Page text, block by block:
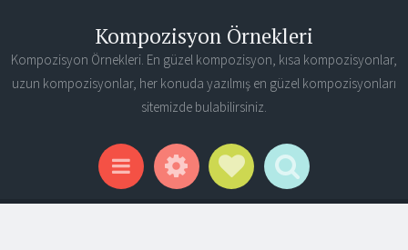
Kompozisyon Örnekleri
Kompozisyon Örnekleri. En güzel kompozisyon, kısa kompozisyonlar,
uzun kompozisyonlar, her konuda yazılmış en güzel kompozisyonları
sitemizde bulabilirsiniz.
Menu WidgetsSocial Links
Search